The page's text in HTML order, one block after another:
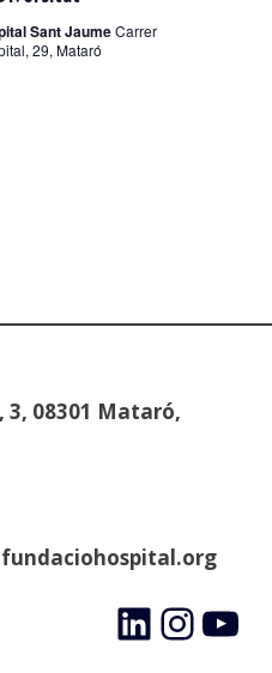
Sant JaumeCarrer
29, Mataró
3, 08301 Mataró,
LinkedInInstagram
YouTube